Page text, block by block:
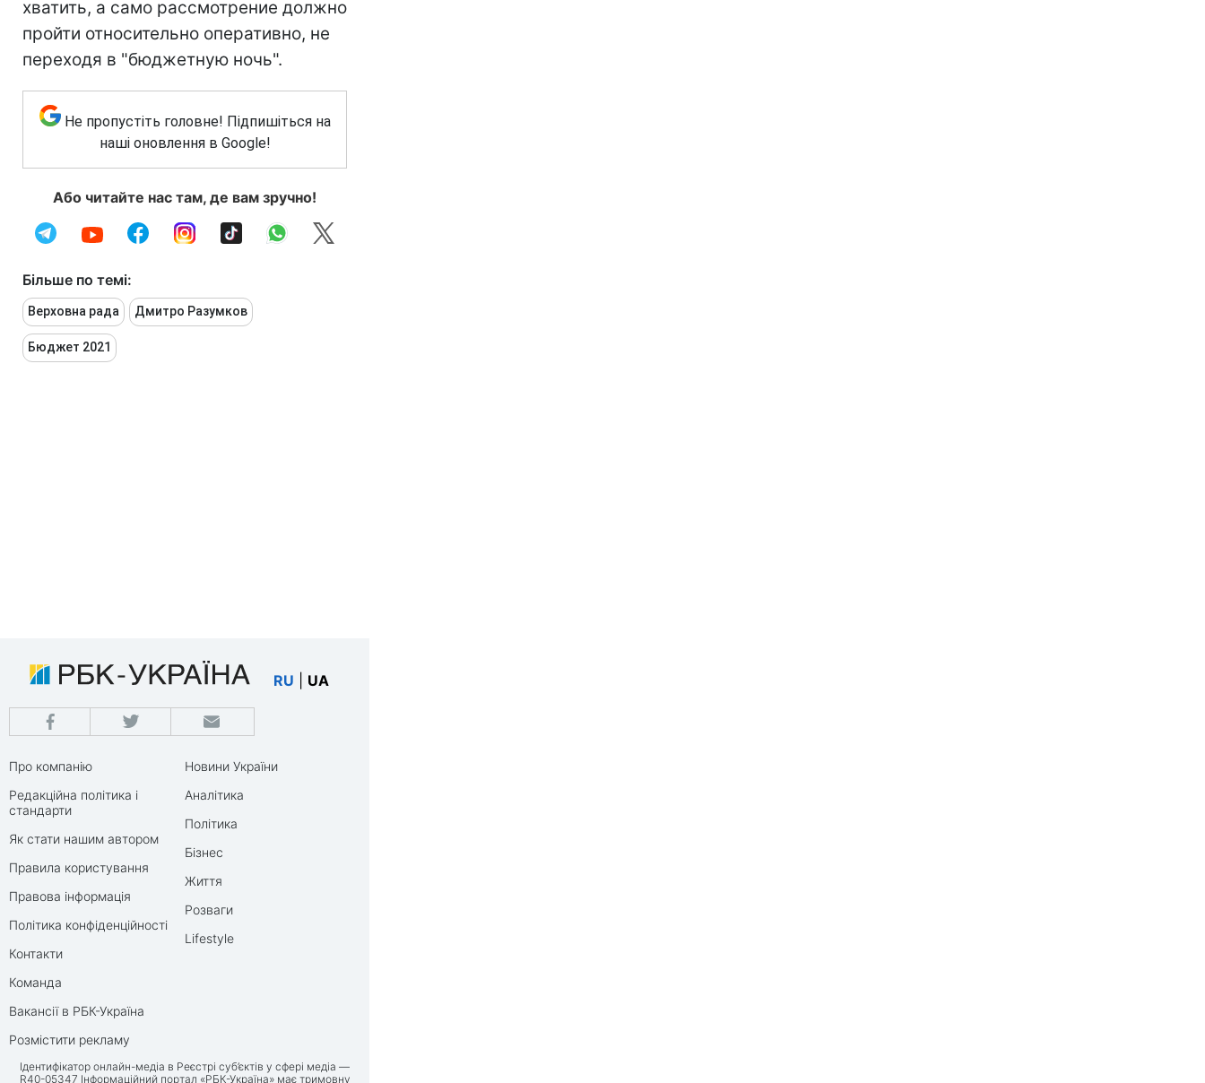
хватить, а само рассмотрение должно
пройти относительно оперативно, не
переходя в "бюджетную ночь".
Не пропустіть головне! Підпишіться на
наші оновлення в Google!
Або читайте нас там, де вам зручно!
Більше по темі:
Верховна рада Дмитро Разумков
Бюджет 2021
RU UA
Про компанію
Редакційна політика і
стандарти
Як стати нашим автором
Правила користування
Правова інформація
Політика конфіденційності
Контакти
Команда
Вакансії в РБК-Україна
Розмістити рекламу
Новини України
Аналітика
Політика
Бізнес
Життя
Розваги
Lifestyle
Ідентифікатор онлайн-медіа в Реєстрі суб’єктів у сфері медіа —
R40-05347 Інформаційний портал «РБК-Україна» має тримовну